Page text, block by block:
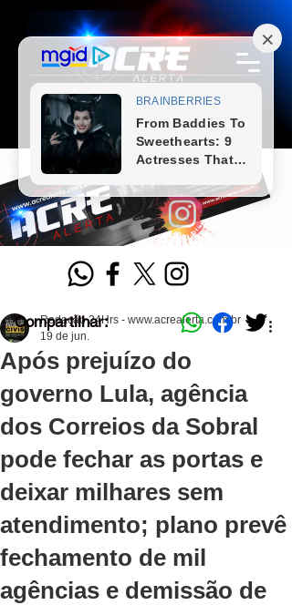
Após prejuízo do
governo Lula, agência
dos Correios da Sobral
pode fechar as portas e
deixar milhares sem
atendimento; plano prevê
fechamento de mil
agências e demissão de
Redação 24Hrs - www.acrealerta.com.br
19 de jun.
Compartilhar: